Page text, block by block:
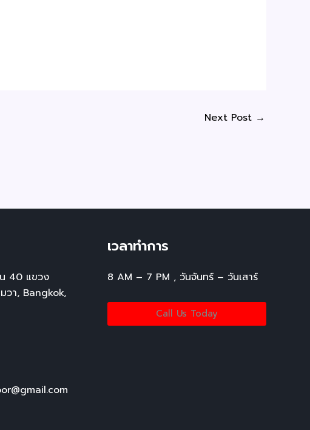
Next Post →
40 แขวง
วา, Bangkok,
เวลาทำการ
8 AM – 7 PM , วันจันทร์ – วันเสาร์
Call Us Today